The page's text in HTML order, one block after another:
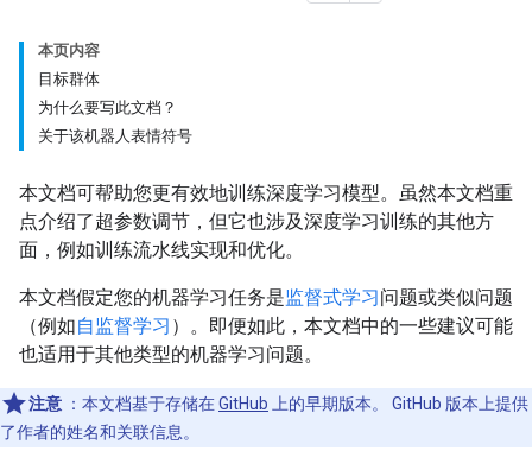
本页内容
目标群体
为什么要写此文档？
关于该机器人表情符号
本文档可帮助您更有效地训练深度学习模型。虽然本文档重
点介绍了超参数调节，但它也涉及深度学习训练的其他方
面，例如训练流水线实现和优化。
本文档假定您的机器学习任务是监督式学习问题或类似问题
（例如自监督学习 ）。即便如此，本文档中的一些建议可能
也适用于其他类型的机器学习问题。
注意 ：本文档基于存储在GitHub 上的早期版本。 GitHub 版本上提供
了作者的姓名和关联信息。